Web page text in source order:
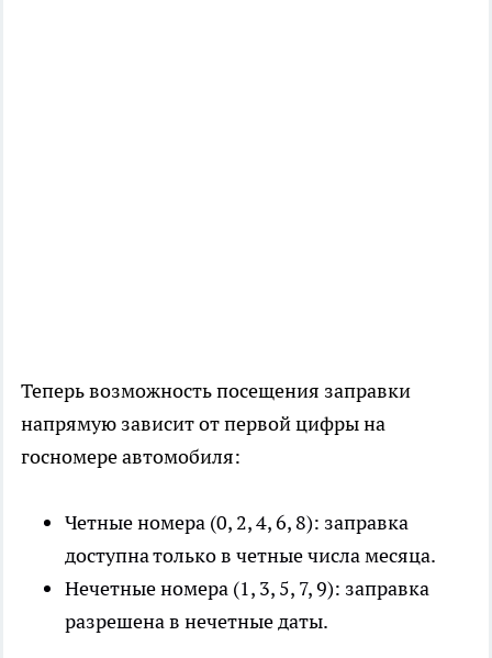
Теперь возможность посещения заправки
напрямую зависит от первой цифры на
госномере автомобиля:
Четные номера (0, 2, 4, 6, 8): заправка
доступна только в четные числа месяца.
Нечетные номера (1, 3, 5, 7, 9): заправка
разрешена в нечетные даты.